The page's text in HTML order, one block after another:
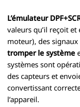
L’émulateur
valeurs qu’il reçoit et
moteur), des signaux
tromper le système
systèmes sont
des capteurs et
convertissant
l’appareil.